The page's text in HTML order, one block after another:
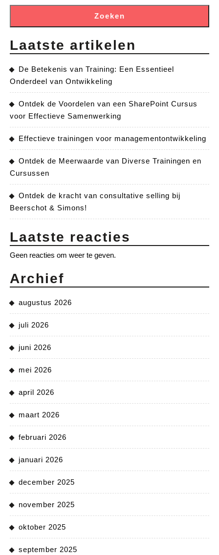
Zoeken
Laatste artikelen
De Betekenis van Training: Een Essentieel
Onderdeel van Ontwikkeling
Ontdek de Voordelen van een SharePoint Cursus
voor Effectieve Samenwerking
Effectieve trainingen voor managementontwikkeling
Ontdek de Meerwaarde van Diverse Trainingen en
Cursussen
Ontdek de kracht van consultative selling bij
Beerschot & Simons!
Laatste reacties
Geen reacties om weer te geven.
Archief
augustus 2026
juli 2026
juni 2026
mei 2026
april 2026
maart 2026
februari 2026
januari 2026
december 2025
november 2025
oktober 2025
september 2025